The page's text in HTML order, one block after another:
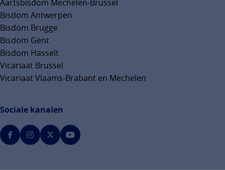
Sociale kanalen
Aartsbisdom Mechelen-Brussel
Bisdom Antwerpen
Bisdom Brugge
Bisdom Gent
Bisdom Hasselt
Vicariaat Brussel
Vicariaat Vlaams-Brabant en Mechelen